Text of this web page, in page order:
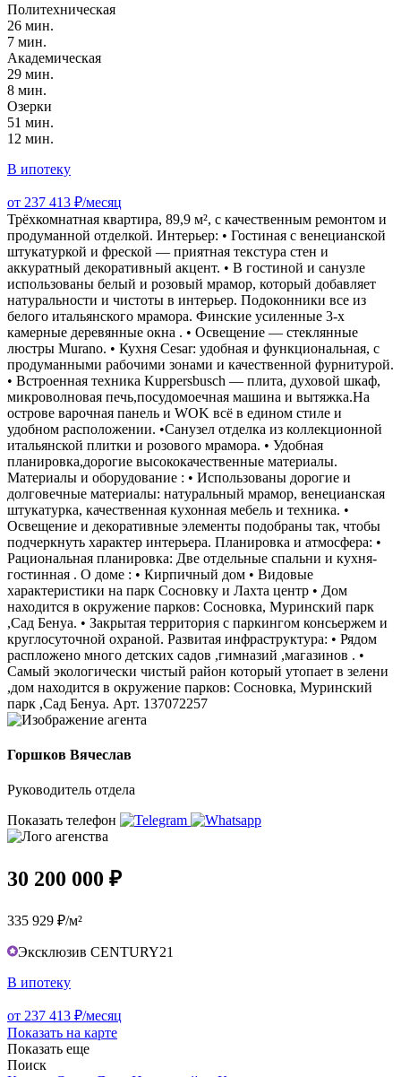
Политехническая
26 мин.
7 мин.
Академическая
29 мин.
8 мин.
Озерки
51 мин.
12 мин.
В ипотеку
от 237 413 ₽/месяц
Трёхкомнатная квартира, 89,9 м², с качественным ремонтом и
продуманной отделкой. Интерьер: • Гостиная с венецианской
штукатуркой и фреской — приятная текстура стен и
аккуратный декоративный акцент. • В гостиной и санузле
использованы белый и розовый мрамор, который добавляет
натуральности и чистоты в интерьер. Подоконники все из
белого итальянского мрамора. Финские усиленные 3-х
камерные деревянные окна . • Освещение — стеклянные
люстры Murano. • Кухня Cesar: удобная и функциональная, с
продуманными рабочими зонами и качественной фурнитурой.
• Встроенная техника Kuppersbusch — плита, духовой шкаф,
микроволновая печь,посудомоечная машина и вытяжка.На
острове варочная панель и WOK всё в едином стиле и
удобном расположении. •Санузел отделка из коллекционной
итальянской плитки и розового мрамора. • Удобная
планировка,дорогие высококачественные материалы.
Материалы и оборудование : • Использованы дорогие и
долговечные материалы: натуральный мрамор, венецианская
штукатурка, качественная кухонная мебель и техника. •
Освещение и декоративные элементы подобраны так, чтобы
подчеркнуть характер интерьера. Планировка и атмосфера: •
Рациональная планировка: Две отдельные спальни и кухня-
гостинная . О доме : • Кирпичный дом • Видовые
характеристики на парк Сосновку и Лахта центр • Дом
находится в окружение парков: Сосновка, Муринский парк
,Сад Бенуа. • Закрытая территория с паркингом консьержем и
круглосуточной охраной. Развитая инфраструктура: • Рядом
распложено много детских садов ,гимназий ,магазинов . •
Самый экологически чистый район который утопает в зелени
,дом находится в окружение парков: Сосновка, Муринский
парк ,Сад Бенуа. Арт. 137072257
Горшков Вячеслав
Руководитель отдела
Показать телефон
30 200 000 ₽
335 929 ₽/м²
Эксклюзив CENTURY21
В ипотеку
от 237 413 ₽/месяц
Показать на карте
Показать еще
Поиск